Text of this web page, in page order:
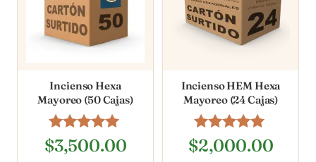
Incienso Hexa
Mayoreo (50 Cajas)
Valorado en
5.00
$3,500.00
Incienso HEM Hexa
Mayoreo (24 Cajas)
Valorado en
4.96
$2,000.00